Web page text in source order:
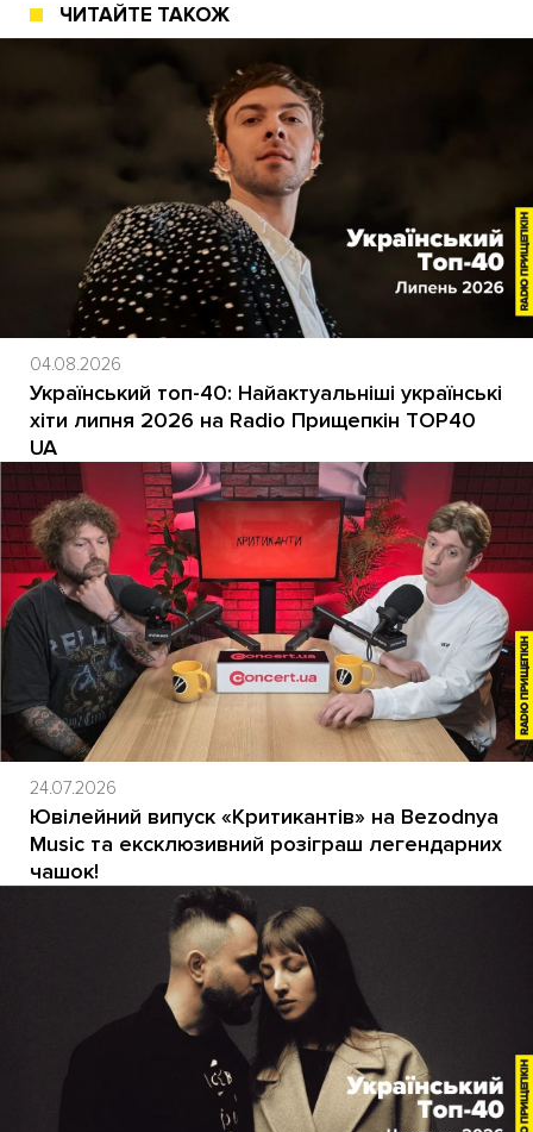
ЧИТАЙТЕ ТАКОЖ
04.08.2026
Український топ-40: Найактуальніші українські
хіти липня 2026 на Radio Прищепкін TOP40
UA
24.07.2026
Ювілейний випуск «Критикантів» на Bezodnya
Music та ексклюзивний розіграш легендарних
чашок!